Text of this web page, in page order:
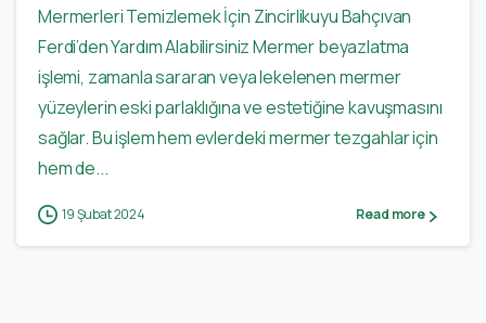
Mermerleri Temizlemek İçin Zincirlikuyu Bahçıvan
Ferdi’den Yardım Alabilirsiniz Mermer beyazlatma
işlemi, zamanla sararan veya lekelenen mermer
yüzeylerin eski parlaklığına ve estetiğine kavuşmasını
sağlar. Bu işlem hem evlerdeki mermer tezgahlar için
hem de...
19 Şubat 2024 Read more